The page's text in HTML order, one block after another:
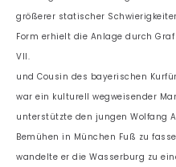
größerer statischer
Form erhielt die Anlage durch
VII.
und Cousin des bayerischen
war ein kulturell wegweisender
unterstützte den jungen Wolfang
Bemühen in München Fuß zu
wandelte er die Wasserburg zu